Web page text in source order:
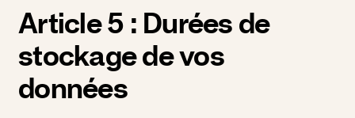
Article 5 : Durées de
stockage de vos
données